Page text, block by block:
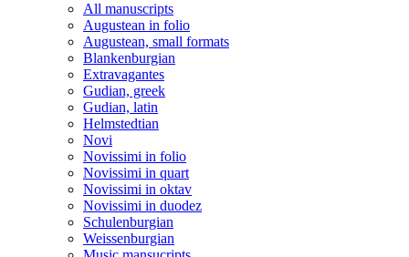
All manuscripts
Augustean in folio
Augustean, small formats
Blankenburgian
Extravagantes
Gudian, greek
Gudian, latin
Helmstedtian
Novi
Novissimi in folio
Novissimi in quart
Novissimi in oktav
Novissimi in duodez
Schulenburgian
Weissenburgian